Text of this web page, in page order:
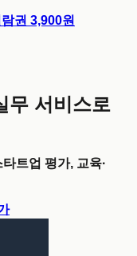
권 3,900원
무 서비스로
트업 평가, 교육·